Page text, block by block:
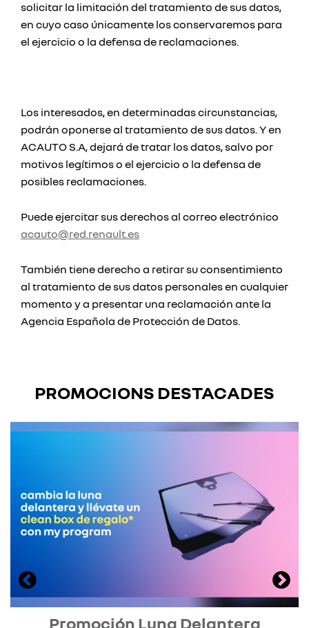
solicitar la limitación del tratamiento de sus datos,
en cuyo caso únicamente los conservaremos para
el ejercicio o la defensa de reclamaciones.
Los interesados, en determinadas circunstancias,
podrán oponerse al tratamiento de sus datos. Y en
ACAUTO S.A, dejará de tratar los datos, salvo por
motivos legítimos o el ejercicio o la defensa de
posibles reclamaciones.
Puede ejercitar sus derechos al correo electrónico
acauto@red.renault.es
También tiene derecho a retirar su consentimiento
al tratamiento de sus datos personales en cualquier
momento y a presentar una reclamación ante la
Agencia Española de Protección de Datos.
PROMOCIONS DESTACADES
Promoción Luna Delantera